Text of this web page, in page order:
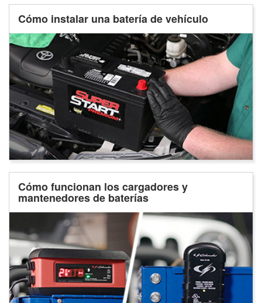
Cómo instalar una batería de vehículo
Cómo funcionan los cargadores y
mantenedores de baterías